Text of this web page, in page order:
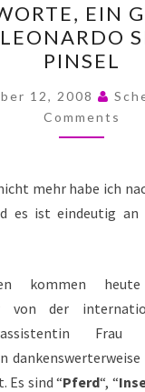
WORTE,
EIN
WIE
SEINEN
EIN
PINSEL
12, 2008
Comments
mehr habe ich
es ist eindeutig an
kommen
von der
Es sind “Pferd“, “